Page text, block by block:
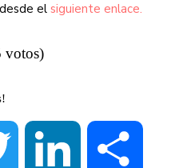
elsiguiente enlace.
votos)
Twitter LinkedIn